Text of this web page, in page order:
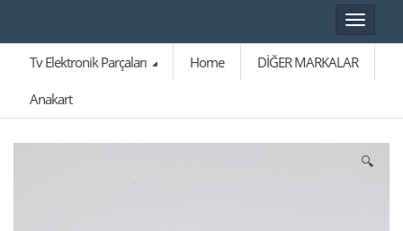
Toggle
Tv Elektronik Parçaları
Home DİĞER MARKALAR
Anakart
🔍